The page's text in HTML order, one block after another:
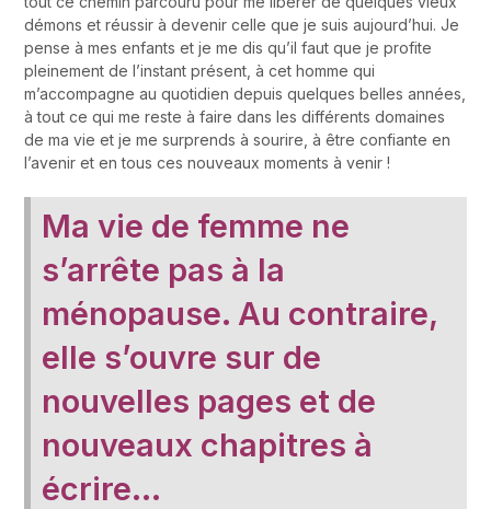
démons et réussir à devenir celle que je suis aujourd’hui. Je
pense à mes enfants et je me dis qu’il faut que je profite
pleinement de l’instant présent, à cet homme qui
m’accompagne au quotidien depuis quelques belles années,
à tout ce qui me reste à faire dans les différents domaines
de ma vie et je me surprends à sourire, à être confiante en
l’avenir et en tous ces nouveaux moments à venir !
Ma vie de femme ne
s’arrête pas à la
ménopause. Au contraire,
elle s’ouvre sur de
nouvelles pages et de
nouveaux chapitres à
écrire…